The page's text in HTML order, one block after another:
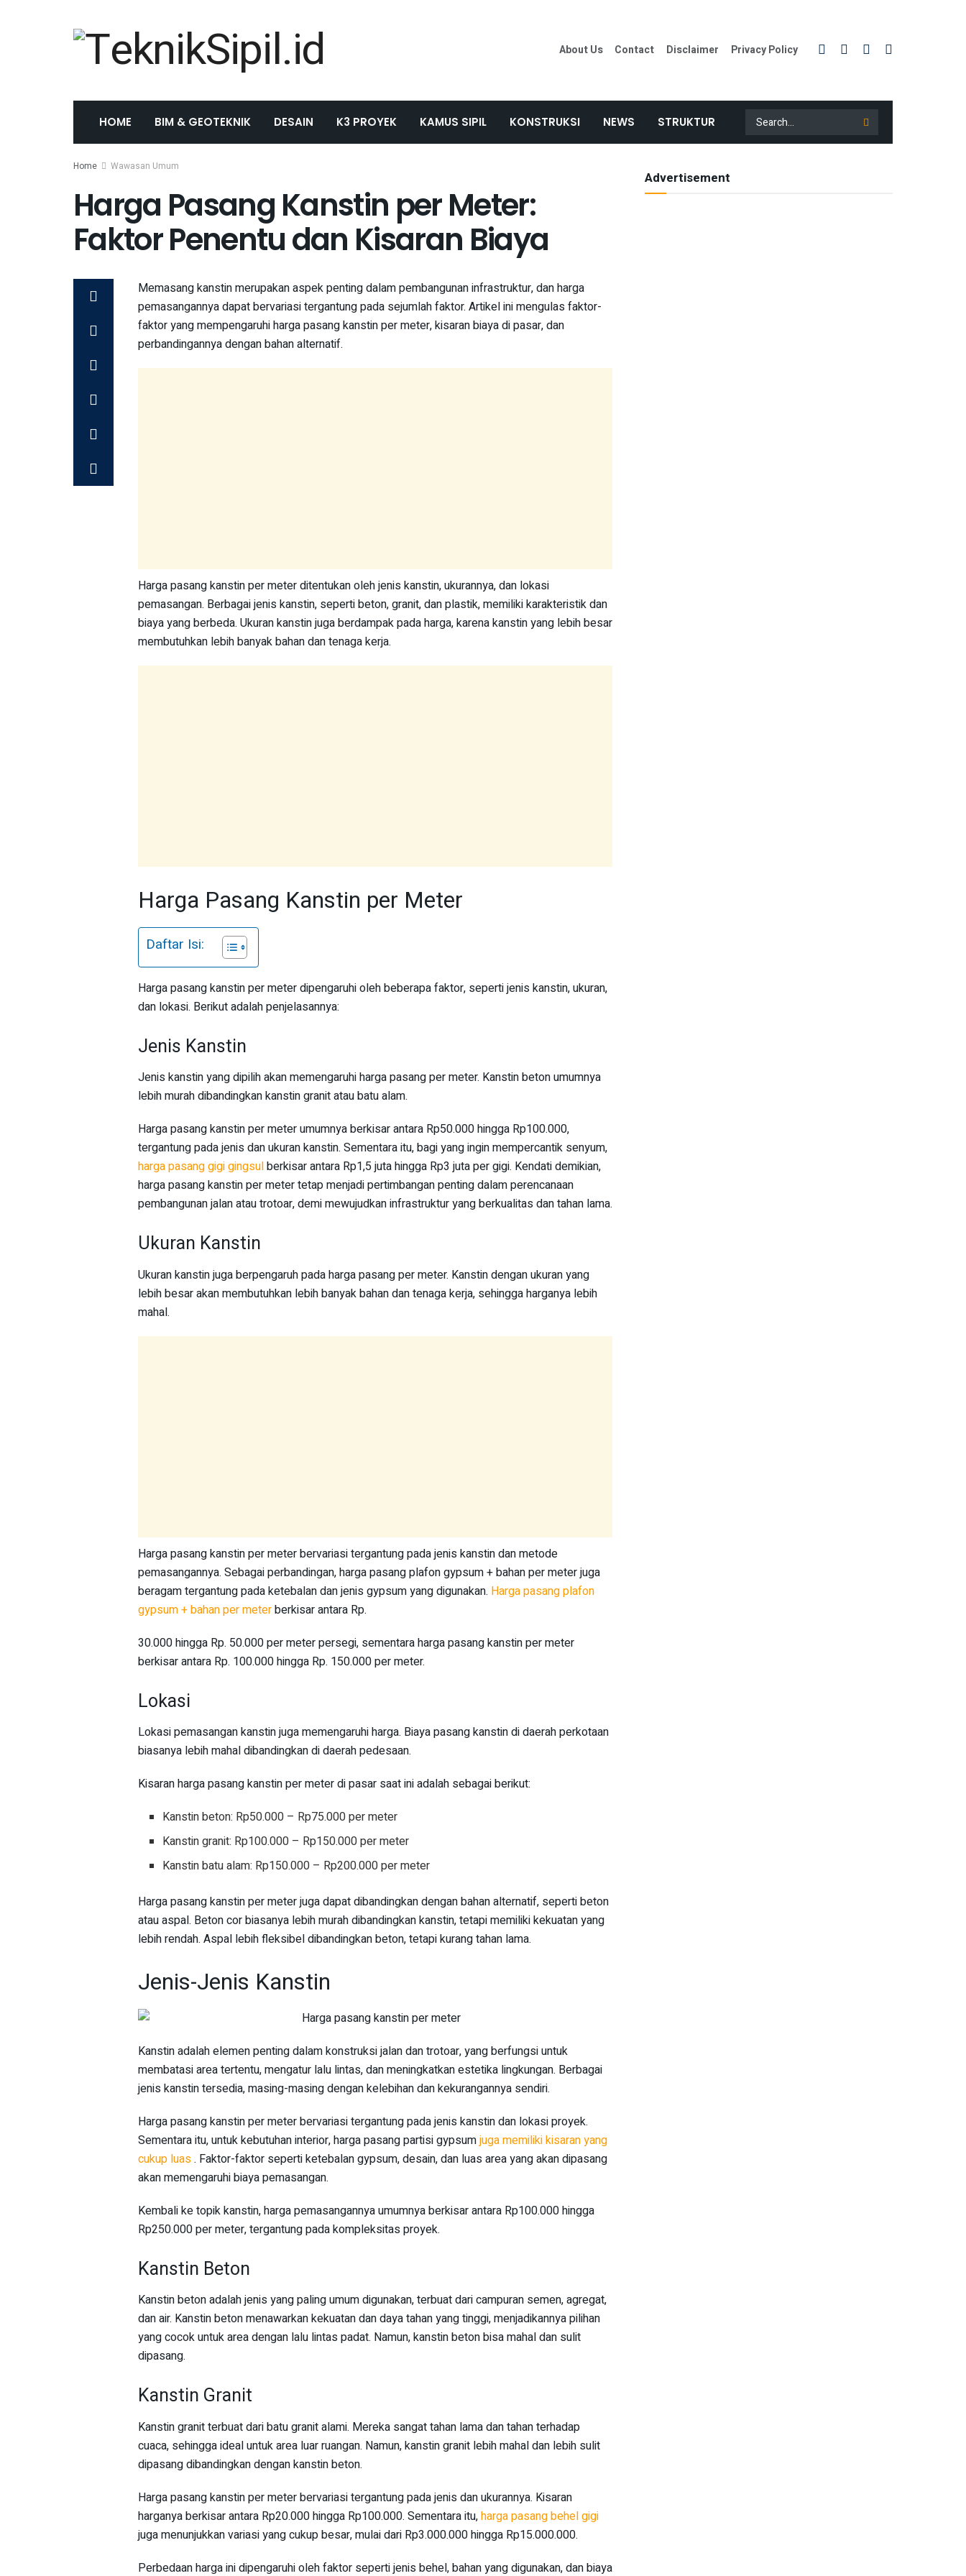
About Us Contact Disclaimer Privacy Policy
HOME BIM & GEOTEKNIK DESAIN K3 PROYEK KAMUS SIPIL KONSTRUKSI NEWS STRUKTUR
Home Wawasan Umum
Harga Pasang Kanstin per Meter:
Faktor Penentu dan Kisaran Biaya
Memasang kanstin merupakan aspek penting dalam pembangunan infrastruktur, dan harga
pemasangannya dapat bervariasi tergantung pada sejumlah faktor. Artikel ini mengulas faktor-
faktor yang mempengaruhi harga pasang kanstin per meter, kisaran biaya di pasar, dan
perbandingannya dengan bahan alternatif.
Harga pasang kanstin per meter ditentukan oleh jenis kanstin, ukurannya, dan lokasi
pemasangan. Berbagai jenis kanstin, seperti beton, granit, dan plastik, memiliki karakteristik dan
biaya yang berbeda. Ukuran kanstin juga berdampak pada harga, karena kanstin yang lebih besar
membutuhkan lebih banyak bahan dan tenaga kerja.
Harga Pasang Kanstin per Meter
Daftar Isi:
Harga pasang kanstin per meter dipengaruhi oleh beberapa faktor, seperti jenis kanstin, ukuran,
dan lokasi. Berikut adalah penjelasannya:
Jenis Kanstin
Jenis kanstin yang dipilih akan memengaruhi harga pasang per meter. Kanstin beton umumnya
lebih murah dibandingkan kanstin granit atau batu alam.
Harga pasang kanstin per meter umumnya berkisar antara Rp50.000 hingga Rp100.000,
tergantung pada jenis dan ukuran kanstin. Sementara itu, bagi yang ingin mempercantik senyum,
harga pasang gigi gingsulberkisar antara Rp1,5 juta hingga Rp3 juta per gigi. Kendati demikian,
harga pasang kanstin per meter tetap menjadi pertimbangan penting dalam perencanaan
pembangunan jalan atau trotoar, demi mewujudkan infrastruktur yang berkualitas dan tahan lama.
Ukuran Kanstin
Ukuran kanstin juga berpengaruh pada harga pasang per meter. Kanstin dengan ukuran yang
lebih besar akan membutuhkan lebih banyak bahan dan tenaga kerja, sehingga harganya lebih
mahal.
Harga pasang kanstin per meter bervariasi tergantung pada jenis kanstin dan metode
pemasangannya. Sebagai perbandingan, harga pasang plafon gypsum + bahan per meter juga
beragam tergantung pada ketebalan dan jenis gypsum yang digunakan. Harga pasang plafon
gypsum + bahan per meterberkisar antara Rp.
30.000 hingga Rp. 50.000 per meter persegi, sementara harga pasang kanstin per meter
berkisar antara Rp. 100.000 hingga Rp. 150.000 per meter.
Lokasi
Lokasi pemasangan kanstin juga memengaruhi harga. Biaya pasang kanstin di daerah perkotaan
biasanya lebih mahal dibandingkan di daerah pedesaan.
Kisaran harga pasang kanstin per meter di pasar saat ini adalah sebagai berikut:
Kanstin beton: Rp50.000 – Rp75.000 per meter
Kanstin granit: Rp100.000 – Rp150.000 per meter
Kanstin batu alam: Rp150.000 – Rp200.000 per meter
Harga pasang kanstin per meter juga dapat dibandingkan dengan bahan alternatif, seperti beton
atau aspal. Beton cor biasanya lebih murah dibandingkan kanstin, tetapi memiliki kekuatan yang
lebih rendah. Aspal lebih fleksibel dibandingkan beton, tetapi kurang tahan lama.
Jenis-Jenis Kanstin
Kanstin adalah elemen penting dalam konstruksi jalan dan trotoar, yang berfungsi untuk
membatasi area tertentu, mengatur lalu lintas, dan meningkatkan estetika lingkungan. Berbagai
jenis kanstin tersedia, masing-masing dengan kelebihan dan kekurangannya sendiri.
Harga pasang kanstin per meter bervariasi tergantung pada jenis kanstin dan lokasi proyek.
Sementara itu, untuk kebutuhan interior, harga pasang partisi gypsumjuga memiliki kisaran yang
cukup luas. Faktor-faktor seperti ketebalan gypsum, desain, dan luas area yang akan dipasang
akan memengaruhi biaya pemasangan.
Kembali ke topik kanstin, harga pemasangannya umumnya berkisar antara Rp100.000 hingga
Rp250.000 per meter, tergantung pada kompleksitas proyek.
Kanstin Beton
Kanstin beton adalah jenis yang paling umum digunakan, terbuat dari campuran semen, agregat,
dan air. Kanstin beton menawarkan kekuatan dan daya tahan yang tinggi, menjadikannya pilihan
yang cocok untuk area dengan lalu lintas padat. Namun, kanstin beton bisa mahal dan sulit
dipasang.
Kanstin Granit
Kanstin granit terbuat dari batu granit alami. Mereka sangat tahan lama dan tahan terhadap
cuaca, sehingga ideal untuk area luar ruangan. Namun, kanstin granit lebih mahal dan lebih sulit
dipasang dibandingkan dengan kanstin beton.
Harga pasang kanstin per meter bervariasi tergantung pada jenis dan ukurannya. Kisaran
harganya berkisar antara Rp20.000 hingga Rp100.000. Sementara itu,harga pasang behel gigi
juga menunjukkan variasi yang cukup besar, mulai dari Rp3.000.000 hingga Rp15.000.000.
Perbedaan harga ini dipengaruhi oleh faktor seperti jenis behel, bahan yang digunakan, dan biaya
Advertisement